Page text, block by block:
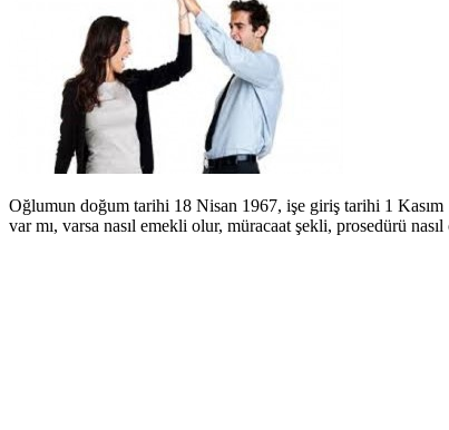
Oğlumun doğum tarihi 18 Nisan 1967, işe giriş tarihi 1
var mı, varsa nasıl emekli olur, müracaat şekli, prosedürü